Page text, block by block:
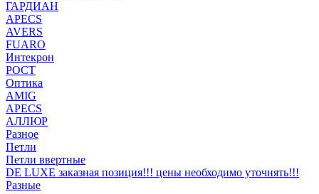
ГАРДИАН
APECS
AVERS
FUARO
Интекрон
РОСТ
Оптика
AMIG
APECS
АЛЛЮР
Разное
Петли
Петли ввертные
DE LUXE заказная позиция!!! цены необходимо уточнять!!!
Разные